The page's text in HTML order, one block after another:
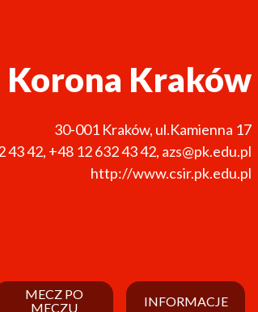
Kraków
30-001 Kraków, ul.Kamienna 17
43 42, +48 12 632 43 42, azs@pk.edu.pl
http://www.csir.pk.edu.pl
MECZ PO
MECZU
INFORMACJE